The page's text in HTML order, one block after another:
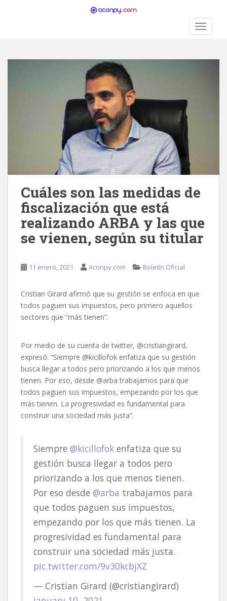
Cuáles son las medidas de
fiscalización que está
realizando ARBA y las que
se vienen, según su titular
11 enero, 2021 Aconpy.com Boletín Oficial
Cristian Girard afirmó que su gestión se enfoca en que
todos paguen sus impuestos, pero primero aquellos
sectores que “más tienen”.
Por medio de su cuenta de twitter, @cristiangirard,
expresó: “Siempre @kicillofok enfatiza que su gestión
busca llegar a todos pero priorizando a los que menos
tienen. Por eso, desde @arba trabajamos para que
todos paguen sus impuestos, empezando por los que
más tienen. La progresividad es fundamental para
construir una sociedad más justa”.
Siempre @kicillofok enfatiza que su
gestión busca llegar a todos pero
priorizando a los que menos tienen.
Por eso desde @arba trabajamos para
que todos paguen sus impuestos,
empezando por los que más tienen. La
progresividad es fundamental para
construir una sociedad más justa.
pic.twitter.com/9v30kcbjXZ
— Cristian Girard (@cristiangirard)